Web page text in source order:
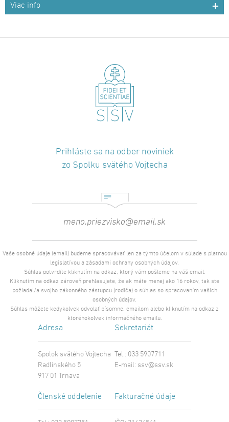
Viac info
Prihláste sa na odber noviniek
zo Spolku svätého Vojtecha
Vaše osobné údaje (email) budeme spracovávať len za týmto účelom v súlade s platnou
legislatívou a zásadami ochrany osobných údajov.
Súhlas potvrdíte kliknutím na odkaz, ktorý vám pošleme na váš email.
Kliknutím na odkaz zároveň prehlasujete, že ak máte menej ako 16 rokov, tak ste
požiadal/a svojho zákonného zástupcu (rodiča) o súhlas so spracovaním vašich
osobných údajov.
Súhlas môžete kedykoľvek odvolať písomne, emailom alebo kliknutím na odkaz z
ktoréhokoľvek informačného emailu.
Adresa
Spolok svätého Vojtecha
Radlinského 5
917 01 Trnava
Sekretariát
Tel.: 033 5907711
E-mail: ssv@ssv.sk
Členské oddelenie Fakturačné údaje